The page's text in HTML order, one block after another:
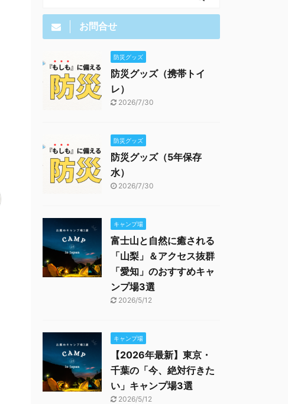
お問合せ
防災グッズ
防災グッズ（携帯トイ
レ）
2026/7/30
防災グッズ
防災グッズ（5年保存
水）
2026/7/30
キャンプ場
富士山と自然に癒される
「山梨」＆アクセス抜群
「愛知」のおすすめキャ
ンプ場3選
2026/5/12
キャンプ場
【2026年最新】東京・
千葉の「今、絶対行きた
い」キャンプ場3選
2026/5/12